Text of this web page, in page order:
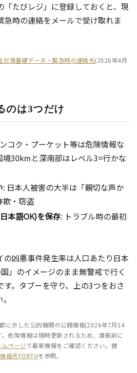
「たびレジ」に登録しておくと、現
急時の連絡をメールで受け取れま
対策基礎データ・緊急時の連絡先(2026年4月
のは3つだけ
コク・プーケット等は危険情報な
境30kmと深南部はレベル3=行かな
: 日本人被害の大半は「親切な声か
欺・窃盗
本語OK)を保存: トラブル時の最初
の凶悪事件発生率は人口あたり日本
」のイメージのまま無警戒で行く
す。タブーを守り、上の3つをおさ
に示した公的機関の公開情報(2026年7月14
危険情報は随時更新されるため、渡航前に
ページで最新情報をご確認ください。健
疫所FORTHを参照。